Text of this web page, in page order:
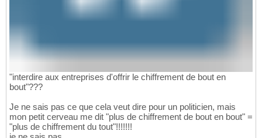
"interdire aux entreprises d'offrir le chiffrement de bout en
bout"???
Je ne sais pas ce que cela veut dire pour un politicien, mais
mon petit cerveau me dit "plus de chiffrement de bout en bout" =
"plus de chiffrement du tout"!!!!!!!